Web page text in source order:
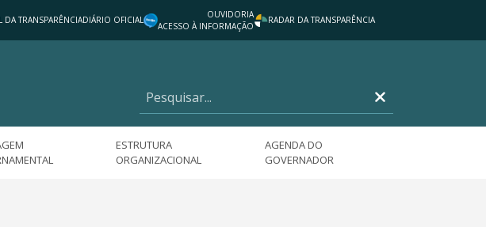
DA TRANSPARÊNCIADIÁRIO OFICIAL
OUVIDORIA
ACESSO À INFORMAÇÃO
RADAR DA TRANSPARÊNCIA
ESTRUTURA
ORGANIZACIONAL
AGENDA DO
GOVERNADOR